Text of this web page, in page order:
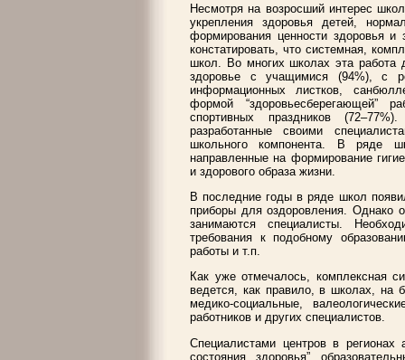
Несмотря на возросший интерес
укрепления здоровья детей,
формирования ценности здоровья и
констатировать, что системная,
школ. Во многих школах эта работа
здоровье с учащимися (94%), с
информационных листков,
формой “здоровьесберегающей”
спортивных праздников
разработанные своими
школьного компонента. В ряде
направленные на формирование
и здорового образа жизни.
В последние годы в ряде школ
приборы для оздоровления. Однако
занимаются специалисты.
требования к подобному
работы и т.п.
Как уже отмечалось, комплексная
ведется, как правило, в школах, на
медико-социальные,
работников и других специалистов.
Специалистами центров в регионах
состояния здоровья”